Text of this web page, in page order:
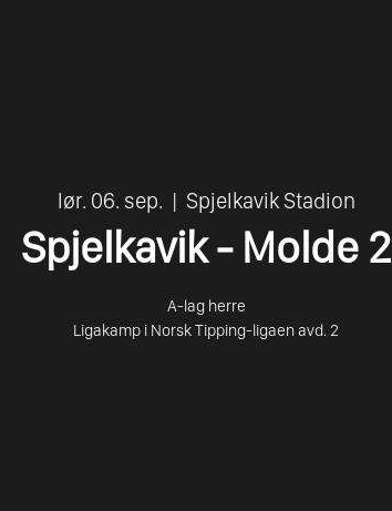
lør. 06. sep.
  |
Spjelkavik Stadion
Spjelkavik - Molde 2
A-lag herre
Ligakamp i Norsk Tipping-ligaen avd. 2